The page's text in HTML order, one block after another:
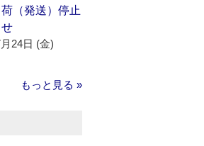
（発送）停止
24日 (金)
もっと見る »